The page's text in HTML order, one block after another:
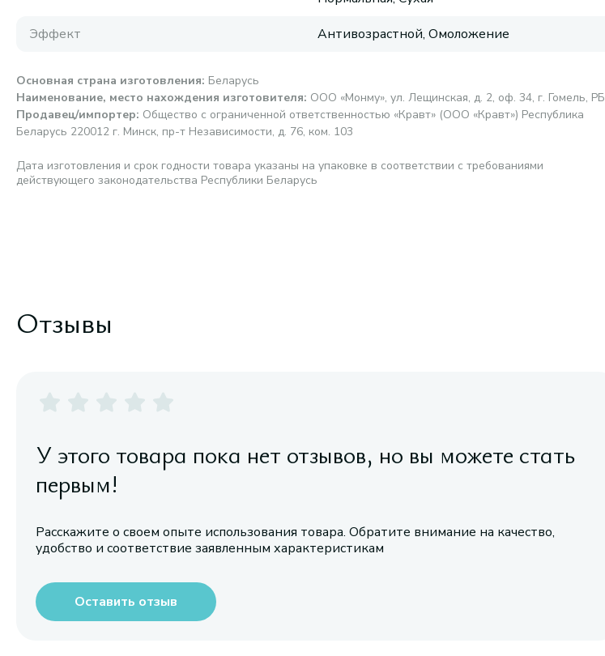
Эффект
Антивозрастной, Омоложение
Основная страна изготовления: Беларусь
Наименование, место нахождения изготовителя: ООО «Монму», ул. Лещинская, д. 2, оф. 34, г. Гомель, РБ
Продавец/импортер: Общество с ограниченной ответственностью «Кравт» (ООО «Кравт») Республика
Беларусь 220012 г. Минск, пр-т Независимости, д. 76, ком. 103
Дата изготовления и срок годности товара указаны на упаковке в соответствии с требованиями
действующего законодательства Республики Беларусь
Отзывы
У этого товара пока нет отзывов, но вы можете стать
первым!
Расскажите о своем опыте использования товара. Обратите внимание на качество,
удобство и соответствие заявленным характеристикам
Оставить отзыв